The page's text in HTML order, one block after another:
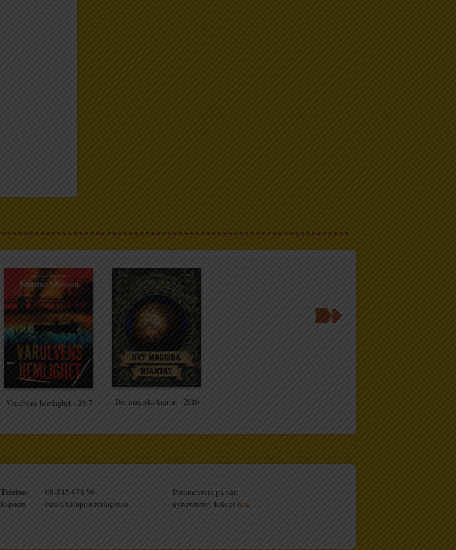
Varulvens hemlighet - 2017 Det magiska hjärtat - 2016
Telefon: 08-545 678 50
E-post: info@lillapiratforlaget.se
Prenumerera på vårt
nyhetsbrev! Klicka här.